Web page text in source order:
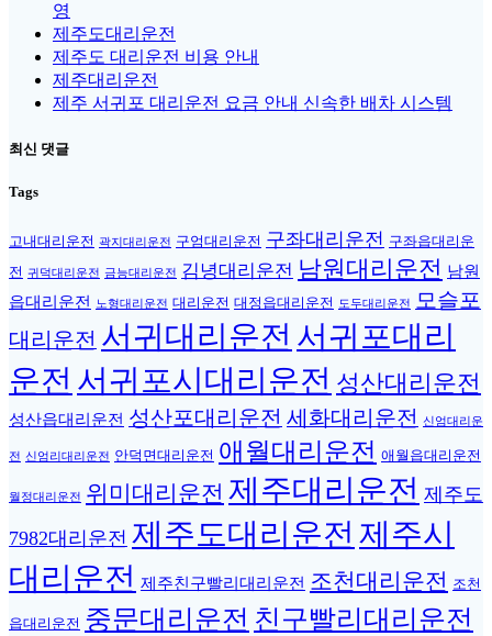
영
제주도대리운전
제주도 대리운전 비용 안내
제주대리운전
제주 서귀포 대리운전 요금 안내 신속한 배차 시스템
최신 댓글
Tags
고내대리운전 곽지대리운전 구엄대리운전 구좌대리운전 구좌읍대리운
전 귀덕대리운전 금능대리운전 김녕대리운전 남원대리운전 남원
읍대리운전
노형대리운전 대리운전 대정읍대리운전 도두대리운전
모슬포
대리운전 서귀대리운전 서귀포대리
운전 서귀포시대리운전 성산대리운전
성산읍대리운전 성산포대리운전 세화대리운전 신엄대리운
전 신엄리대리운전 안덕면대리운전 애월대리운전 애월읍대리운전
월정대리운전 위미대리운전 제주대리운전 제주도
7982대리운전 제주도대리운전 제주시
대리운전 제주친구빨리대리운전 조천대리운전 조천
읍대리운전 중문대리운전 친구빨리대리운전